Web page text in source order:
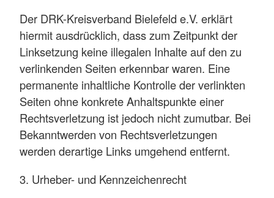
Der DRK-Kreisverband Bielefeld e.V. erklärt
hiermit ausdrücklich, dass zum Zeitpunkt der
Linksetzung keine illegalen Inhalte auf den zu
verlinkenden Seiten erkennbar waren. Eine
permanente inhaltliche Kontrolle der verlinkten
Seiten ohne konkrete Anhaltspunkte einer
Rechtsverletzung ist jedoch nicht zumutbar. Bei
Bekanntwerden von Rechtsverletzungen
werden derartige Links umgehend entfernt.
3. Urheber- und Kennzeichenrecht